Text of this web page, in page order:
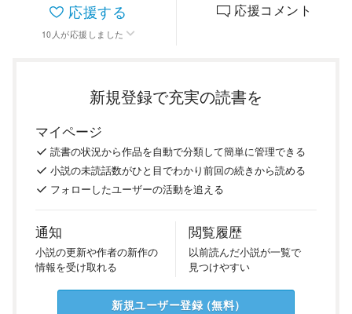
応援する
10 人 が応援しました
応援コメント
新規登録で充実の読書を
マイページ
読書の状況から作品を自動で分類して簡単に管理できる
小説の未読話数がひと目でわかり前回の続きから読める
フォローしたユーザーの活動を追える
通知
小説の更新や作者の新作の
情報を受け取れる
閲覧履歴
以前読んだ小説が一覧で
見つけやすい
新規ユーザー登録（無料）